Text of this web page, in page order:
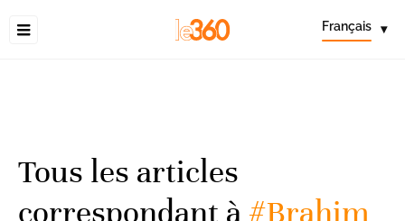
Français ▾
Tous les articles
correspondant à#Brahim